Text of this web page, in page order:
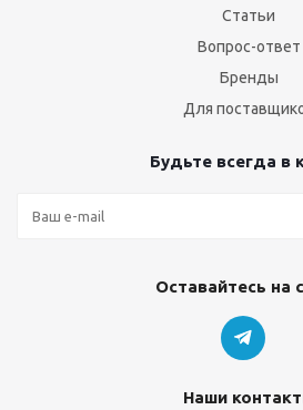
Статьи
Вопрос-ответ
Бренды
Для
Будьте всегда в
Оставайтесь на
Наши